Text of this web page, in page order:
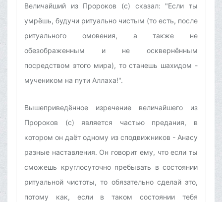
Величайший из Пророков (с) сказал: "Если ты
умрёшь, будучи ритуально чистым (то есть, после
ритуального омовения, а также не
обезображенным и не осквернённым
посредством этого мира), то станешь шахидом -
мучеником на пути Аллаха!".
Вышеприведённое изречение величайшего из
Пророков (с) является частью предания, в
котором он даёт одному из сподвижников - Анасу
разные наставления. Он говорит ему, что если ты
сможешь круглосуточно пребывать в состоянии
ритуальной чистоты, то обязательно сделай это,
потому как, если в таком состоянии тебя